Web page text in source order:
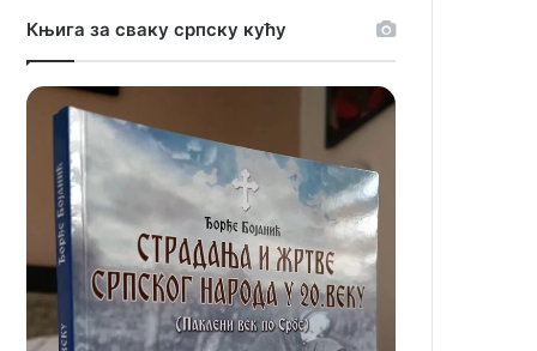
Књига за сваку српску кућу